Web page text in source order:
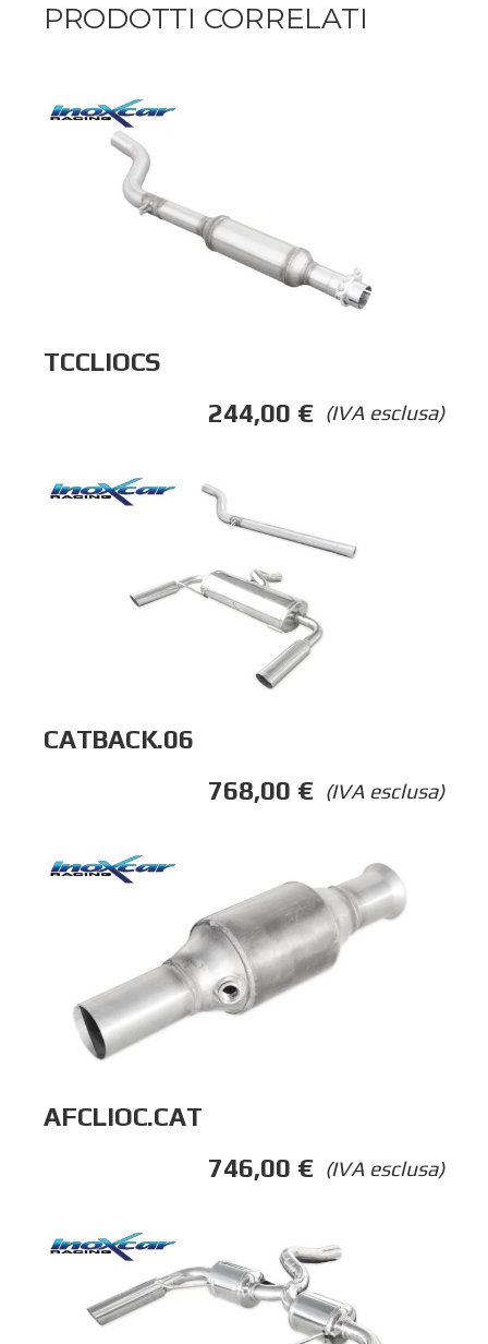
PRODOTTI CORRELATI
TCCLIOCS
(IVA esclusa)
244,00 €
CATBACK.06
(IVA esclusa)
768,00 €
AFCLIOC.CAT
(IVA esclusa)
746,00 €